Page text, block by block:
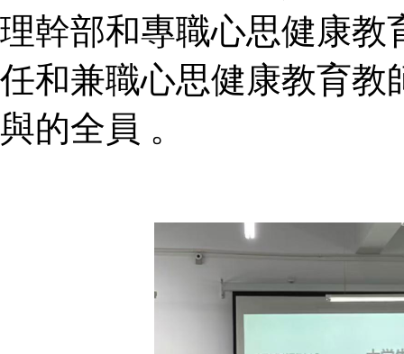
理幹部和專職心思健康教育教
任和兼職心思健康教育教
與的全員 。